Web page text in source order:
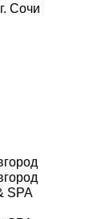
Сочи
SPA